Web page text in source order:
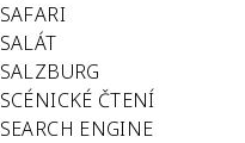
SAFARI
SALÁT
SALZBURG
SCÉNICKÉ ČTENÍ
SEARCH ENGINE